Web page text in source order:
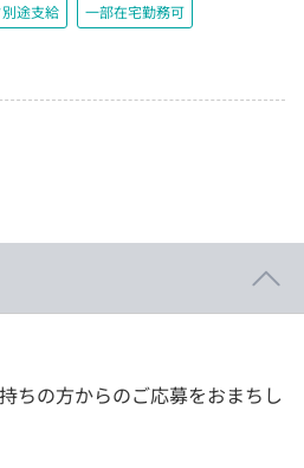
途支給 一部在宅勤務可
ちの方からのご応募をおまちし